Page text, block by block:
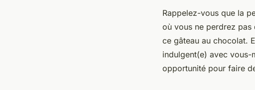
Rappelez-vous que la
où vous ne perdrez
ce gâteau au chocolat.
indulgent(e) avec vous-
opportunité pour faire